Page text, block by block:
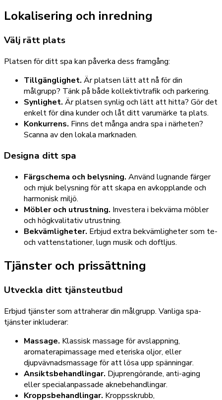
Lokalisering och inredning
Välj rätt plats
Platsen för ditt spa kan påverka dess framgång:
Tillgänglighet. Är platsen lätt att nå för din
målgrupp? Tänk på både kollektivtrafik och parkering.
Synlighet. Är platsen synlig och lätt att hitta? Gör det
enkelt för dina kunder och låt ditt varumärke ta plats.
Konkurrens. Finns det många andra spa i närheten?
Scanna av den lokala marknaden.
Designa ditt spa
Färgschema och belysning. Använd lugnande färger
och mjuk belysning för att skapa en avkopplande och
harmonisk miljö.
Möbler och utrustning. Investera i bekväma möbler
och högkvalitativ utrustning.
Bekvämligheter. Erbjud extra bekvämligheter som te-
och vattenstationer, lugn musik och doftljus.
Tjänster och prissättning
Utveckla ditt tjänsteutbud
Erbjud tjänster som attraherar din målgrupp. Vanliga spa-
tjänster inkluderar:
Massage. Klassisk massage för avslappning,
aromaterapimassage med eteriska oljor, eller
djupvävnadsmassage för att lösa upp spänningar.
Ansiktsbehandlingar. Djuprengörande, anti-aging
eller specialanpassade aknebehandlingar.
Kroppsbehandlingar. Kroppsskrubb,